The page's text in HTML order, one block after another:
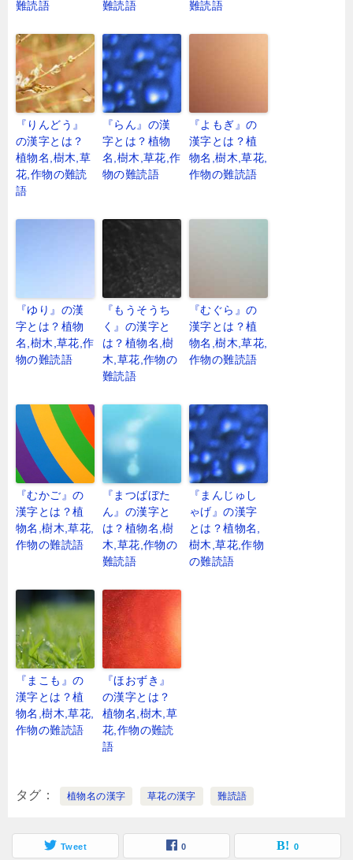
難読語
難読語
難読語
『りんどう』
の漢字とは？
植物名,樹木,草
花,作物の難読
語
『らん』の漢
字とは？植物
名,樹木,草花,作
物の難読語
『よもぎ』の
漢字とは？植
物名,樹木,草花,
作物の難読語
『ゆり』の漢
字とは？植物
名,樹木,草花,作
物の難読語
『もうそうち
く』の漢字と
は？植物名,樹
木,草花,作物の
難読語
『むぐら』の
漢字とは？植
物名,樹木,草花,
作物の難読語
『むかご』の
漢字とは？植
物名,樹木,草花,
作物の難読語
『まつばぼた
ん』の漢字と
は？植物名,樹
木,草花,作物の
難読語
『まんじゅし
ゃげ』の漢字
とは？植物名,
樹木,草花,作物
の難読語
『まこも』の
漢字とは？植
物名,樹木,草花,
作物の難読語
『ほおずき』
の漢字とは？
植物名,樹木,草
花,作物の難読
語
タグ 植物名の漢字 草花の漢字 難読語
Tweet 0 0